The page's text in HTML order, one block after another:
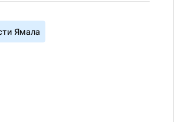
Ямала